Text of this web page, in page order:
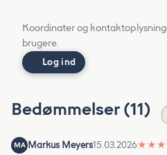
Koordinater og
brugere.
Log ind
Bedømmelser (11)
MA Markus Meyers15.03.2026★ ★ ★